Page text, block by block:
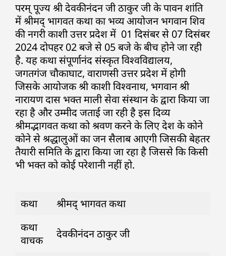
परम् पूज्य श्री देवकीनंदन जी ठाकुर जी के पावन शांति
में श्रीमद् भागवत कथा का भव्य आयोजन भगवान शिव
की नगरी काशी उत्तर प्रदेश में 01 दिसंबर से 07 दिसंबर
2024 दोपहर 02 बजे से 05 बजे के बीच होने जा रही
है. यह कथा संपूर्णानंद संस्कृत विश्वविद्यालय,
जगतगंज चौकाघाट, वाराणसी उत्तर प्रदेश में होगी
जिसके आयोजक श्री काशी विश्वनाथ, भगवान श्री
नारायण दास भक्त माली सेवा संस्थान के द्वारा किया जा
रहा है और उम्मीद जताई जा रही है इस दिव्य
श्रीमद्भागवत कथा को श्रवण करने के लिए देश के कोने
कोने से श्रद्धालुओं का जन सैलाब आएगी जिसकी बेहतर
तैयारी समिति के द्वारा किया जा रहा है जिससे कि किसी
भी भक्त को कोई परेशानी नहीं हो.
कथा
श्रीमद् भागवत कथा
कथा
वाचक
देवकीनंदन ठाकुर जी